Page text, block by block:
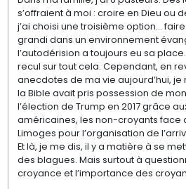
s’offraient à moi : croire en Dieu ou
j’ai choisi une troisième option...
grandi dans un environnement
l’autodérision a toujours eu sa
recul sur tout cela. Cependant, en
anecdotes de ma vie aujourd’hui, je
la Bible avait pris possession de
l’élection de Trump en 2017 grâce
américaines, les non-croyants face
Limoges pour l’organisation de
Et là, je me dis, il y a matière à se
des blagues. Mais surtout à
croyance et l’importance des